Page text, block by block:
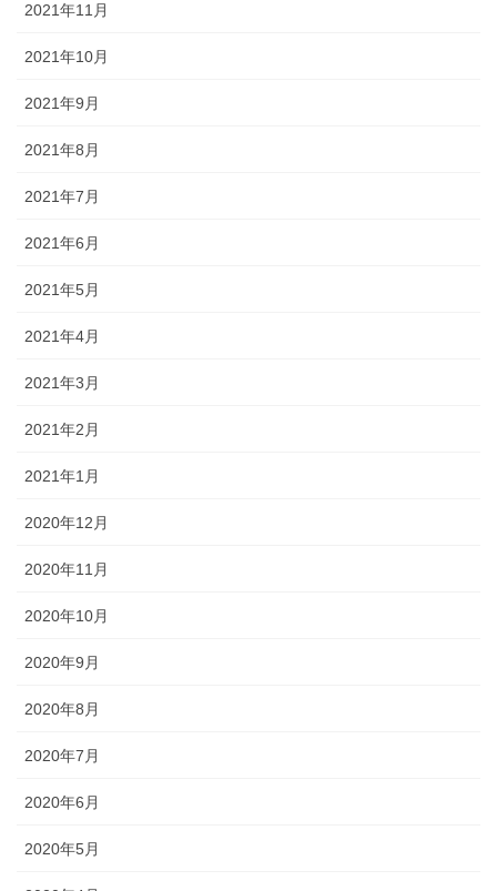
2021年11月
2021年10月
2021年9月
2021年8月
2021年7月
2021年6月
2021年5月
2021年4月
2021年3月
2021年2月
2021年1月
2020年12月
2020年11月
2020年10月
2020年9月
2020年8月
2020年7月
2020年6月
2020年5月